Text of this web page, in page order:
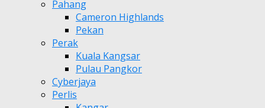
Pahang
Cameron Highlands
Pekan
Perak
Kuala Kangsar
Pulau Pangkor
Cyberjaya
Perlis